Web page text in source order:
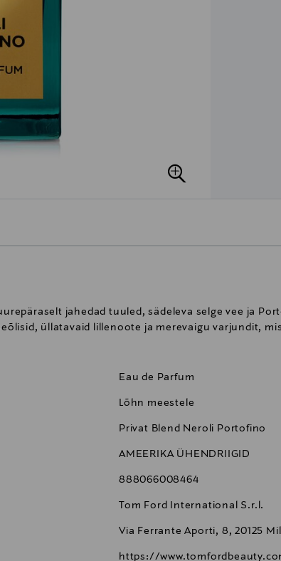
jahedad tuuled, sädeleva selge vee ja
üllatavaid lillenoote ja merevaigu varjundit,
Eau de Parfum
Lõhn meestele
Privat Blend Neroli Portofino
AMEERIKA ÜHENDRIIGID
888066008464
Tom Ford International S.r.l.
Via Ferrante Aporti, 8, 20125
https://